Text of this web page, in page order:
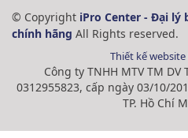
© Copyright iPro Center - Đại lý
chính hãng All Rights reserved.
Thiết kế website
Công ty TNHH MTV TM DV
0312955823, cấp ngày 03/10/
TP. Hồ Chí